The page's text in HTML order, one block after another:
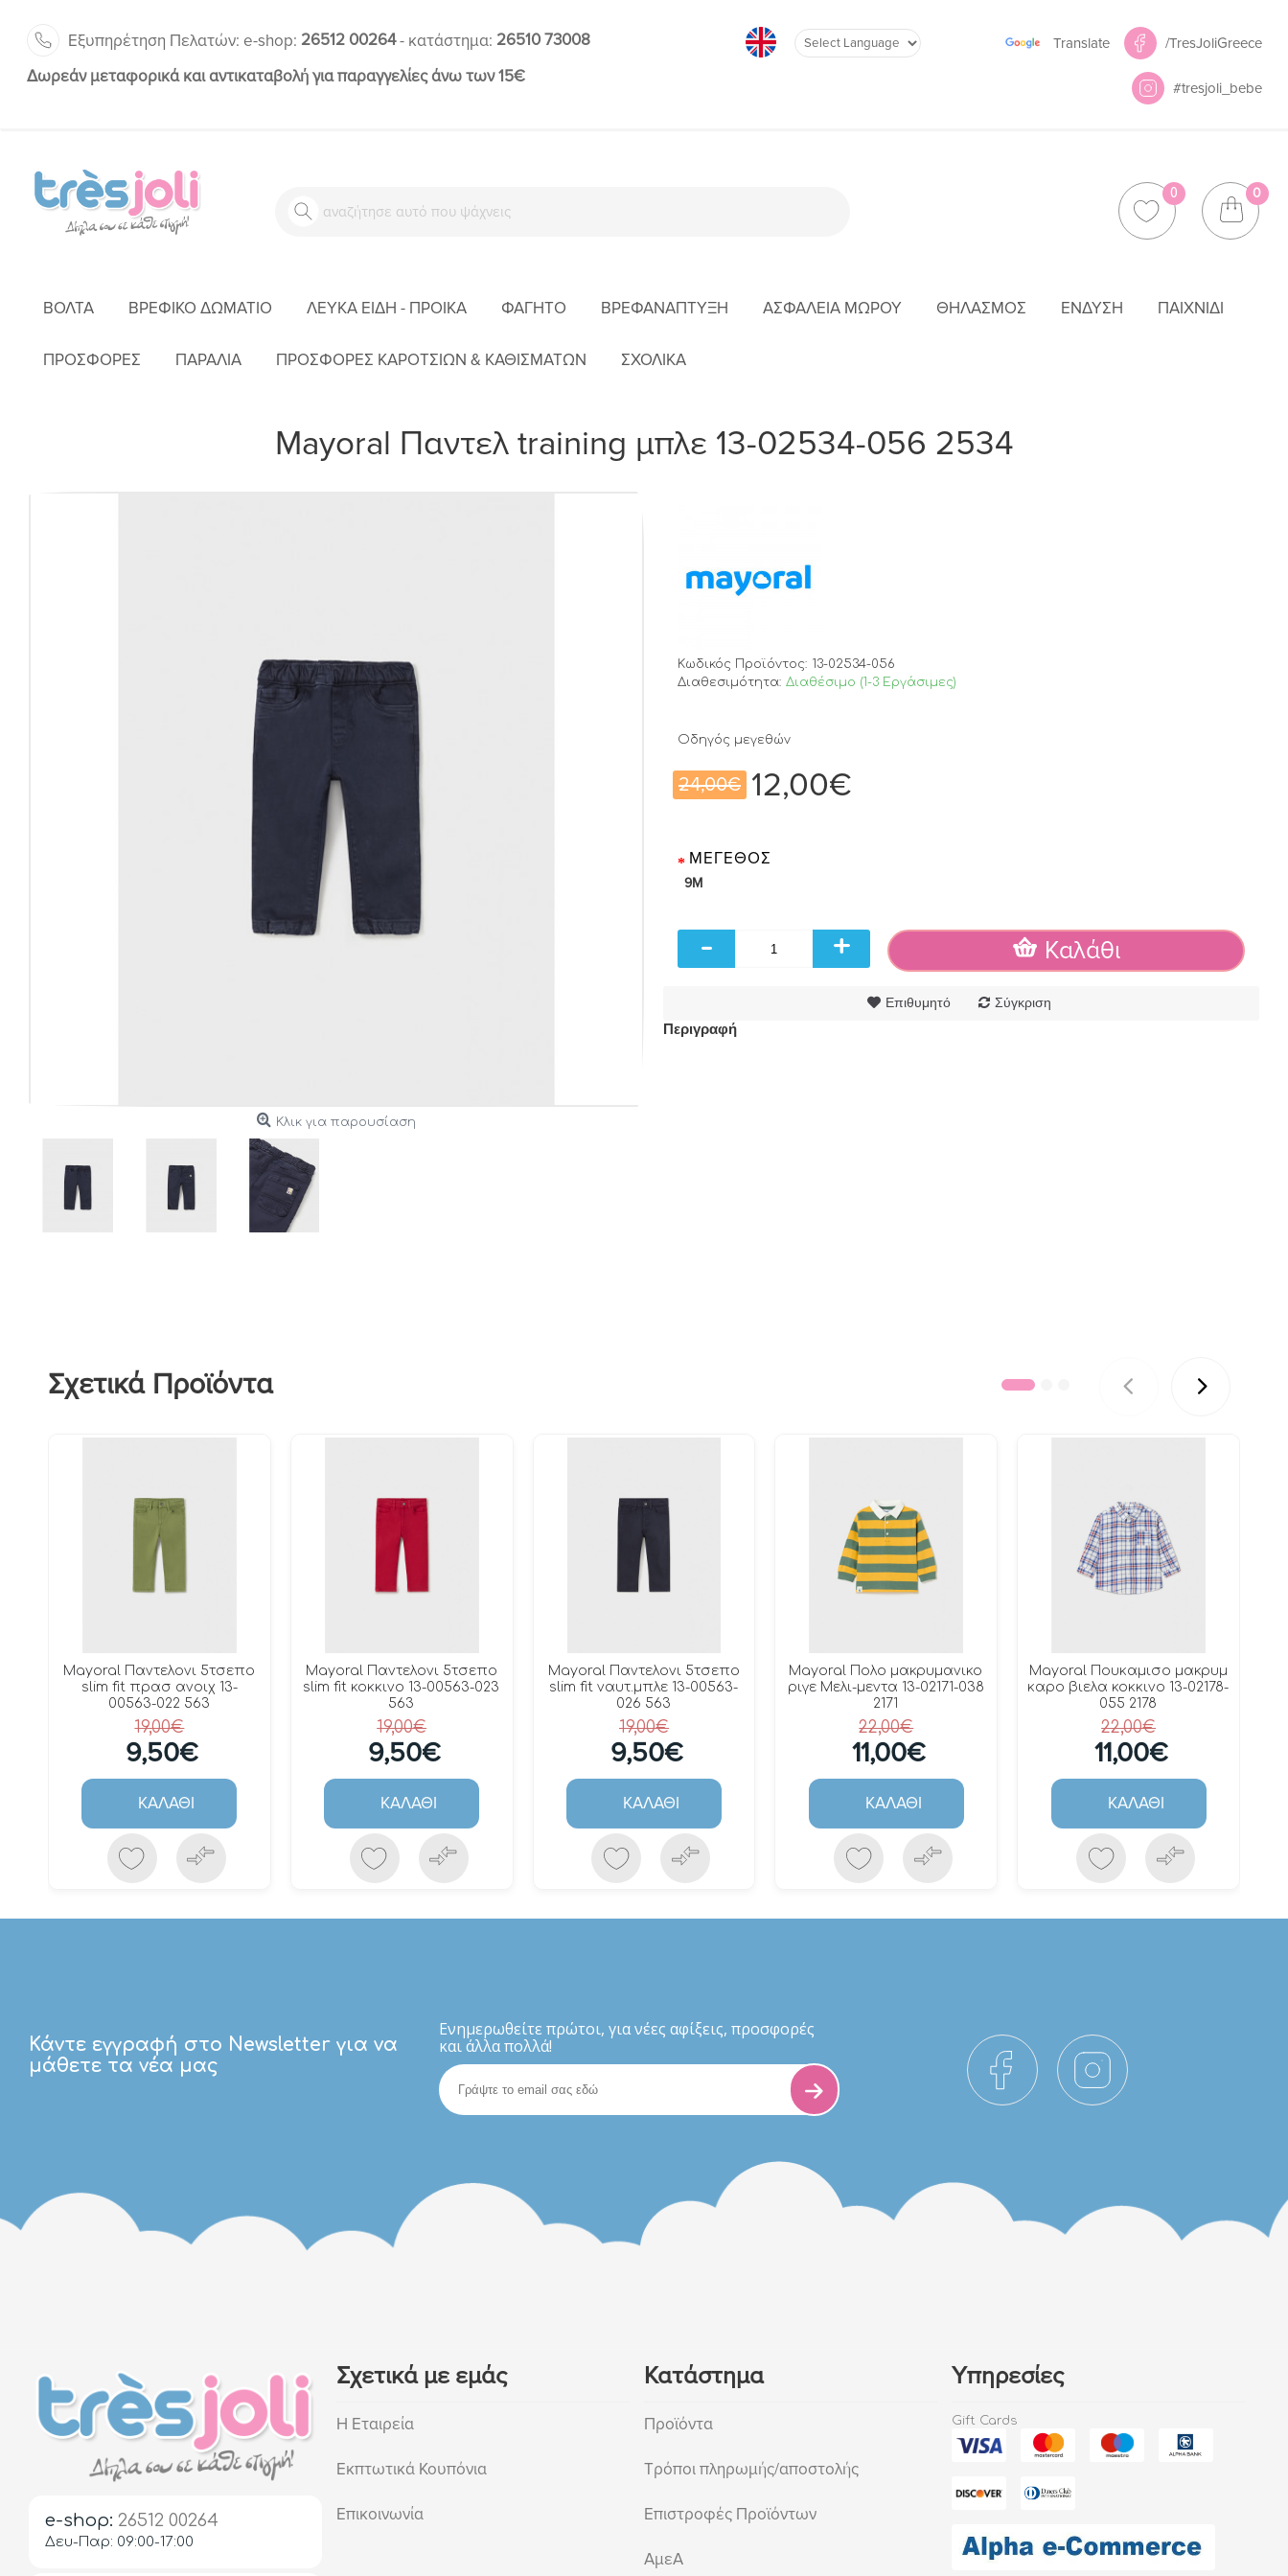
Εξυπηρέτηση Πελατών: e-shop: 26512 00264- κατάστημα: 26510 73008
Δωρεάν μεταφορικά και αντικαταβολή για παραγγελίες άνω των 15€
Translate /TresJoliGreece
#tresjoli_bebe
0 0
ΒΌΛΤΑ ΒΡΕΦΙΚΌ ΔΩΜΆΤΙΟ ΛΕΥΚΆ ΕΊΔΗ - ΠΡΟΊΚΑ ΦΑΓΗΤΌ ΒΡΕΦΑΝΆΠΤΥΞΗ ΑΣΦΆΛΕΙΑ ΜΩΡΟΎ ΘΗΛΑΣΜΌΣ ΈΝΔΥΣΗ ΠΑΙΧΝΊΔΙ
ΠΡΟΣΦΟΡΕΣ ΠΑΡΑΛΙΑ ΠΡΟΣΦΟΡΕΣ ΚΑΡΟΤΣΙΩΝ & ΚΑΘΙΣΜΑΤΩΝ ΣΧΟΛΙΚΑ
Mayoral Παντελ training μπλε 13-02534-056 2534
Κλικ για παρουσίαση
Κωδικός Προϊόντος: 13-02534-056
Διαθεσιμότητα: Διαθέσιμο (1-3 Εργάσιμες)
Οδηγός μεγεθών
24,00€ 12,00€
ΜΈΓΕΘΟΣ
9M
- + Καλάθι
Επιθυμητό Σύγκριση
Περιγραφή
Σχετικά Προϊόντα
Mayoral Παντελονι 5τσεπο
slim fit πρασ ανοιχ 13-
00563-022 563
19,00€
9,50€
ΚΑΛΆΘΙ
Mayoral Παντελονι 5τσεπο
slim fit κοκκινο 13-00563-023
563
19,00€
9,50€
ΚΑΛΆΘΙ
Mayoral Παντελονι 5τσεπο
slim fit ναυτ.μπλε 13-00563-
026 563
19,00€
9,50€
ΚΑΛΆΘΙ
Mayoral Πολο μακρυμανικο
ριγε Μελι-μεντα 13-02171-038
2171
22,00€
11,00€
ΚΑΛΆΘΙ
Mayoral Πουκαμισο μακρυμ
καρο βιελα κοκκινο 13-02178-
055 2178
22,00€
11,00€
ΚΑΛΆΘΙ
Κάντε εγγραφή στο Newsletter για να
μάθετε τα νέα μας
Eνημερωθείτε πρώτοι, για νέες αφίξεις, προσφορές
και άλλα πολλά!
e-shop: 26512 00264
Δευ-Παρ: 09:00-17:00
Σχετικά με εμάς
Η Εταιρεία
Εκπτωτικά Κουπόνια
Επικοινωνία
Κατάστημα
Προϊόντα
Τρόποι πληρωμής/αποστολής
Επιστροφές Προϊόντων
ΑμεΑ
Υπηρεσίες
Gift Cards